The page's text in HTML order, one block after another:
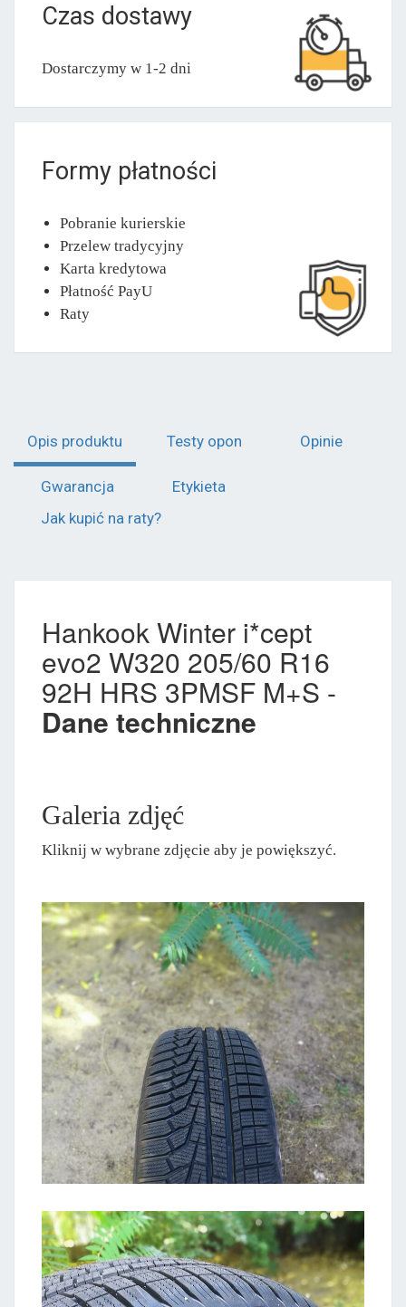
Czas dostawy
Dostarczymy w 1-2 dni
Formy płatności
Pobranie kurierskie
Przelew tradycyjny
Karta kredytowa
Płatność PayU
Raty
Opis produktu Testy opon Opinie
Gwarancja
Etykieta
Jak kupić na raty?
Hankook Winter i*cept
evo2 W320 205/60 R16
92H HRS 3PMSF M+S -
Dane techniczne
Galeria zdjęć
Kliknij w wybrane zdjęcie aby je powiększyć.